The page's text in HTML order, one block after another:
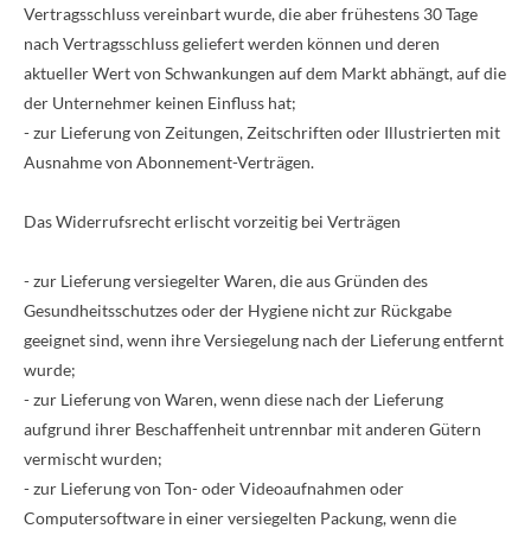
Vertragsschluss vereinbart wurde, die aber frühestens 30 Tage
nach Vertragsschluss geliefert werden können und deren
aktueller Wert von Schwankungen auf dem Markt abhängt, auf die
der Unternehmer keinen Einfluss hat;
- zur Lieferung von Zeitungen, Zeitschriften oder Illustrierten mit
Ausnahme von Abonnement-Verträgen.
Das Widerrufsrecht erlischt vorzeitig bei Verträgen
- zur Lieferung versiegelter Waren, die aus Gründen des
Gesundheitsschutzes oder der Hygiene nicht zur Rückgabe
geeignet sind, wenn ihre Versiegelung nach der Lieferung entfernt
wurde;
- zur Lieferung von Waren, wenn diese nach der Lieferung
aufgrund ihrer Beschaffenheit untrennbar mit anderen Gütern
vermischt wurden;
- zur Lieferung von Ton- oder Videoaufnahmen oder
Computersoftware in einer versiegelten Packung, wenn die